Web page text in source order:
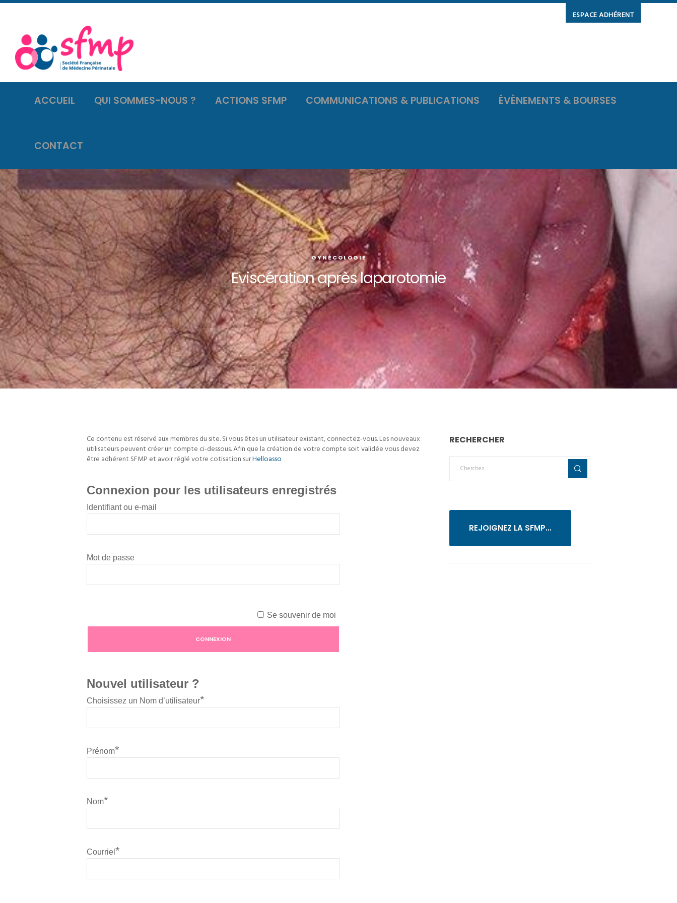
ESPACE ADHÉRENT
ACCUEIL QUI SOMMES-NOUS ? ACTIONS SFMP COMMUNICATIONS & PUBLICATIONS ÉVÈNEMENTS & BOURSES
CONTACT
GYNÉCOLOGIE
Eviscération après laparotomie
Ce contenu est réservé aux membres du site. Si vous êtes un utilisateur existant, connectez-vous. Les nouveaux
utilisateurs peuvent créer un compte ci-dessous. Afin que la création de votre compte soit validée vous devez
être adhérent SFMP et avoir réglé votre cotisation surHelloasso
Connexion pour les utilisateurs enregistrés
Identifiant ou e-mail
Mot de passe
Se souvenir de moi
Nouvel utilisateur ?
Choisissez un Nom d’utilisateur*
Prénom*
Nom*
Courriel *
RECHERCHER
REJOIGNEZ LA SFMP...